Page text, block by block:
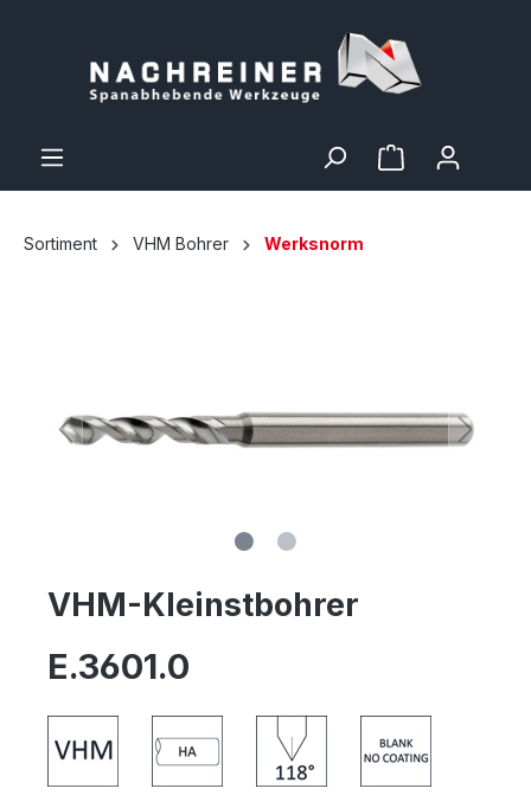
Sortiment VHM Bohrer Werksnorm
VHM-Kleinstbohrer
E.3601.0